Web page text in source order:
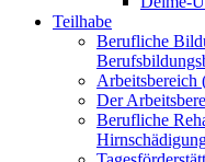
Teilhabe
Berufliche
Der
Berufliche